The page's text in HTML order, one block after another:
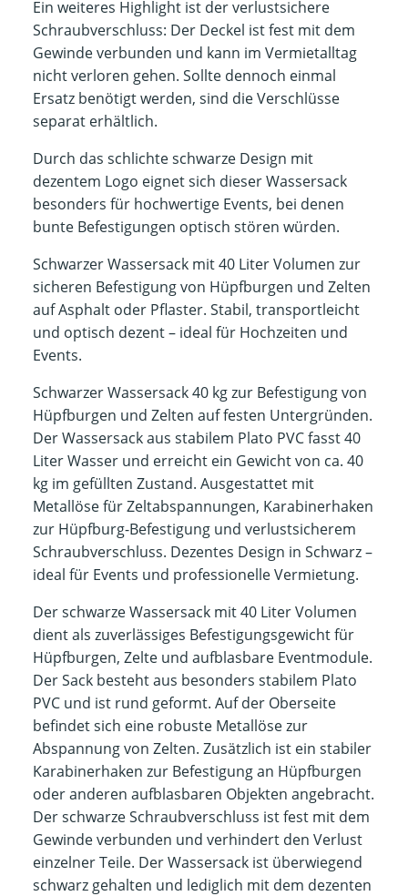
Ein weiteres Highlight ist der verlustsichere
Schraubverschluss: Der Deckel ist fest mit dem
Gewinde verbunden und kann im Vermietalltag
nicht verloren gehen. Sollte dennoch einmal
Ersatz benötigt werden, sind die Verschlüsse
separat erhältlich.
Durch das schlichte schwarze Design mit
dezentem Logo eignet sich dieser Wassersack
besonders für hochwertige Events, bei denen
bunte Befestigungen optisch stören würden.
Schwarzer Wassersack mit 40 Liter Volumen zur
sicheren Befestigung von Hüpfburgen und Zelten
auf Asphalt oder Pflaster. Stabil, transportleicht
und optisch dezent – ideal für Hochzeiten und
Events.
Schwarzer Wassersack 40 kg zur Befestigung von
Hüpfburgen und Zelten auf festen Untergründen.
Der Wassersack aus stabilem Plato PVC fasst 40
Liter Wasser und erreicht ein Gewicht von ca. 40
kg im gefüllten Zustand. Ausgestattet mit
Metallöse für Zeltabspannungen, Karabinerhaken
zur Hüpfburg-Befestigung und verlustsicherem
Schraubverschluss. Dezentes Design in Schwarz –
ideal für Events und professionelle Vermietung.
Der schwarze Wassersack mit 40 Liter Volumen
dient als zuverlässiges Befestigungsgewicht für
Hüpfburgen, Zelte und aufblasbare Eventmodule.
Der Sack besteht aus besonders stabilem Plato
PVC und ist rund geformt. Auf der Oberseite
befindet sich eine robuste Metallöse zur
Abspannung von Zelten. Zusätzlich ist ein stabiler
Karabinerhaken zur Befestigung an Hüpfburgen
oder anderen aufblasbaren Objekten angebracht.
Der schwarze Schraubverschluss ist fest mit dem
Gewinde verbunden und verhindert den Verlust
einzelner Teile. Der Wassersack ist überwiegend
schwarz gehalten und lediglich mit dem dezenten